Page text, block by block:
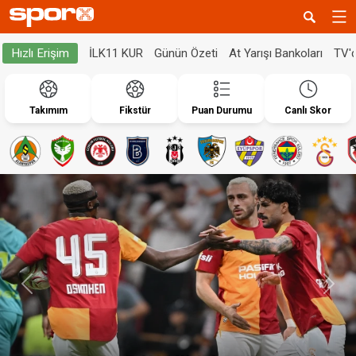
Hızlı Erişim İLK11 KUR Günün Özeti At Yarışı Bankoları
Takımım Fikstür Puan Durumu Canlı Skor
Geri İleri